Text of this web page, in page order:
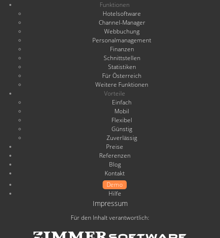
Funktionen
Hotelsoftware
Channel-Manager
Webbuchung
Personalmanagement
Finanzen
Schnittstellen
Statistiken
Für Österreich
Weitere Funktionen
Vorteile
Einfach
Mobil
Flexibel
Günstig
Zuverlässig
Preise
Referenzen
Blog
Kontakt
Demo
Hilfe
Impressum
Für den Inhalt verantwortlich: